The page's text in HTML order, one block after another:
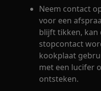
Neem contact
voor een
blijft tikken, kan
stopcontact
kookplaat
met een lucifer
ontsteken.